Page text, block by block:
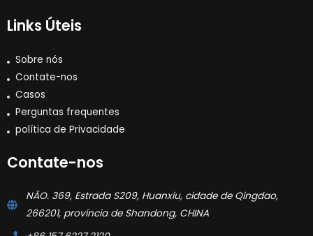
Links Úteis
Sobre nós
Contate-nos
Casos
Perguntas frequentes
política de Privacidade
Contate-nos
NÃO. 369, Estrada S209, Huanxiu, cidade de Qingdao,
266201, província de Shandong, CHINA